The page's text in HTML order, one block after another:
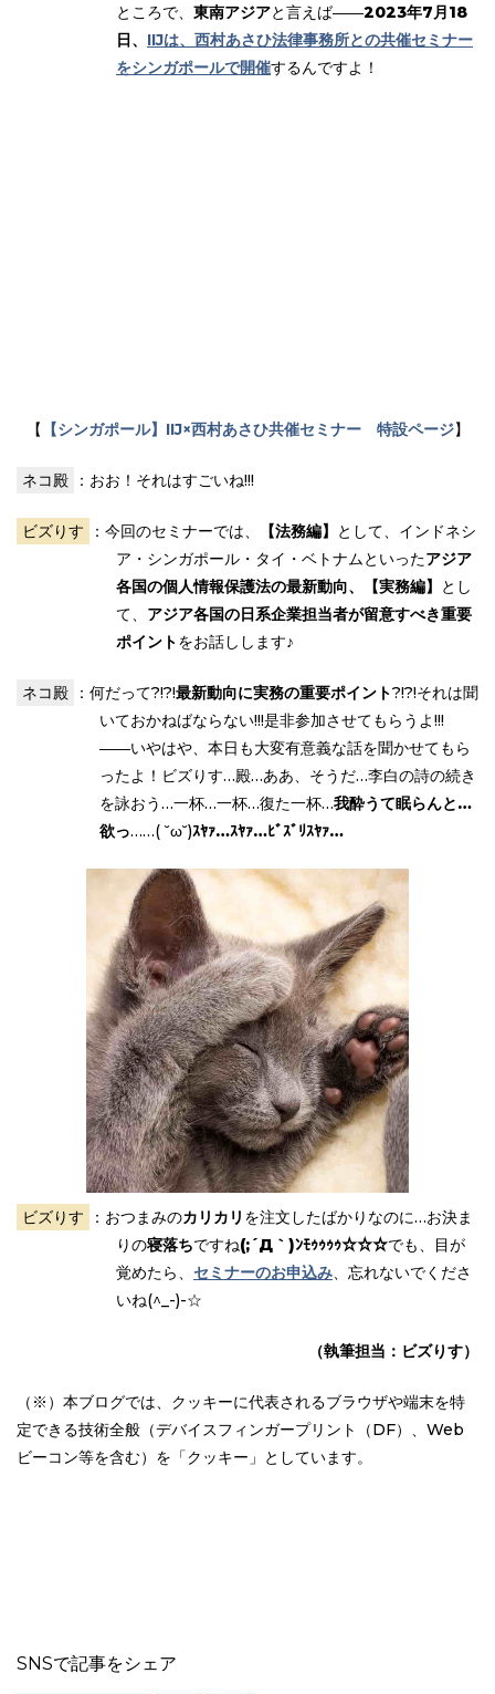
ところで、 東南アジアと言えば――2023年7月18
日、 IIJは、西村あさひ法律事務所との共催セミナー
をシンガポールで開催するんですよ！
【 【シンガポール】IIJ×西村あさひ共催セミナー 特設ページ】
ネコ殿 ：おお！それはすごいね!!!
ビズりす ：今回のセミナーでは、 【法務編】
として、インドネシ
ア・シンガポール・タイ・ベトナムといったアジア
各国の個人情報保護法の最新動向、【実務編】
とし
て、 アジア各国の日系企業担当者が留意すべき重要
ポイントをお話しします♪
ネコ殿 ：何だって?!?!最新動向に実務の重要ポイント?!?!それは聞
いておかねばならない!!!是非参加させてもらうよ!!!
――いやはや、本日も大変有意義な話を聞かせてもら
ったよ！ビズりす…殿…ああ、そうだ…李白の詩の続き
を詠おう…一杯…一杯…復た一杯…我酔うて眠らんと…
欲っ……( ˘ω˘)ｽﾔｧ…ｽﾔｧ…ﾋﾞｽﾞﾘｽﾔｧ…
ビズりす ：おつまみのカリカリ を注文したばかりなのに…お決ま
りの寝落ちですね(;´Д｀)ﾝﾓｩｩｩｩ☆☆☆でも、目が
覚めたら、 セミナーのお申込み、忘れないでくださ
いね(^_-)-☆
（執筆担当：ビズりす）
（※）本ブログでは、クッキーに代表されるブラウザや端末を特
定できる技術全般（デバイスフィンガープリント（DF）、Web
ビーコン等を含む）を「クッキー」としています。
SNSで記事をシェア